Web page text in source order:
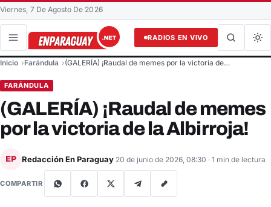
Viernes, 7 De Agosto De 2026
RADIOS EN VIVO
Buscar en el sitio
Inicio Farándula (GALERÍA) ¡Raudal de memes por la victoria de…
FARÁNDULA
(GALERÍA) ¡Raudal de memes
por la victoria de la Albirroja!
EP Redacción En Paraguay 20 de junio de 2026, 08:30 · 1 min de lectura
COMPARTIR